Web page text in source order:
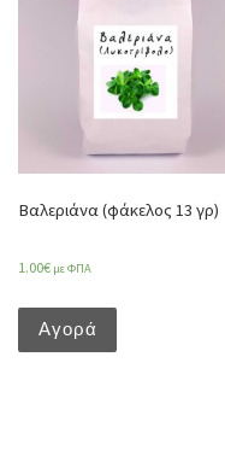
Βαλεριάνα (φάκελος 13 γρ)
1.00€ με ΦΠΑ
Αγορά